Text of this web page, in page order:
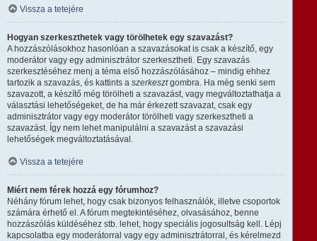
Vissza a tetejére
Hogyan szerkeszthetek vagy törölhetek egy szavazást?
A hozzászólásokhoz hasonlóan a szavazásokat is csak a készítő, egy
moderátor vagy egy adminisztrátor szerkesztheti. Egy szavazás
szerkesztéséhez menj a téma első hozzászólásához – mindig ehhez
tartozik a szavazás, és kattints a szerkesztgombra. Ha még senki sem
szavazott, a készítő még törölheti a szavazást, vagy megváltoztathatja a
választási lehetőségeket, de ha már érkezett szavazat, csak egy
adminisztrátor vagy egy moderátor törölheti vagy szerkesztheti a
szavazást. Így nem lehet manipulálni a szavazást a szavazási
lehetőségek megváltoztatásával.
Vissza a tetejére
Miért nem férek hozzá egy fórumhoz?
Néhány fórum lehet, hogy csak bizonyos felhasználók, illetve csoportok
számára érhető el. A fórum megtekintéséhez, olvasásához, benne
hozzászólás küldéséhez stb. lehet, hogy speciális jogosultság kell. Lépj
kapcsolatba egy moderátorral vagy egy adminisztrátorral, és kérelmezd